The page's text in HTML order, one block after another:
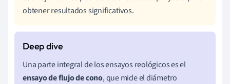
obtener resultados significativos.
Una parte integral de los ensayos reológicos es el
ensayo de flujo de cono, que mide el diámetro